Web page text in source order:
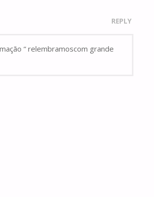
REPLY
“ relembramoscom grande